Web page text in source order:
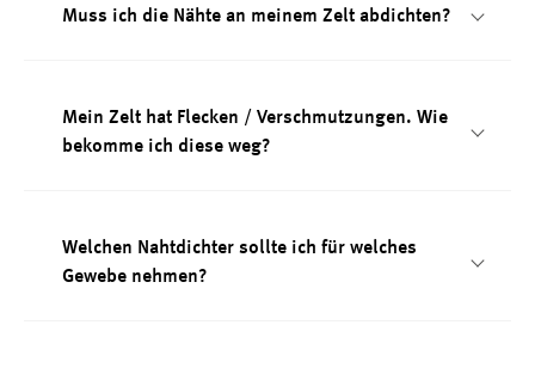
Muss ich die Nähte an meinem Zelt abdichten?
Mein Zelt hat Flecken / Verschmutzungen. Wie
bekomme ich diese weg?
Welchen Nahtdichter sollte ich für welches
Gewebe nehmen?